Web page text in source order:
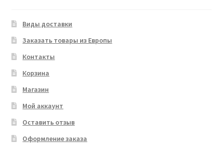
Виды доставки
Заказать товары из Европы
Контакты
Корзина
Магазин
Мой аккаунт
Оставить отзыв
Оформление заказа